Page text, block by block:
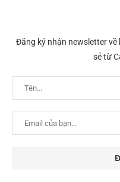
Đăng ký nhận newsletter về
sẻ từ